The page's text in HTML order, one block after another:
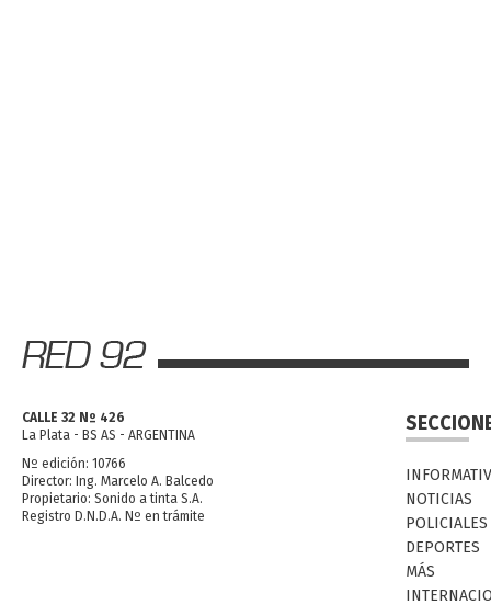
CALLE 32 Nº 426
La Plata - BS AS - ARGENTINA
Nº edición: 10766
Director: Ing. Marcelo A. Balcedo
Propietario: Sonido a tinta S.A.
Registro D.N.D.A. Nº en trámite
NOTICIAS
POLICIALES
DEPORTES
MÁS